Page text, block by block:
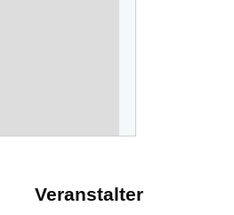
Veranstalter